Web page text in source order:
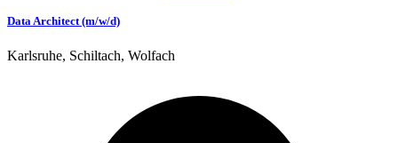
Data Architect (m/w/d)
Karlsruhe, Schiltach, Wolfach